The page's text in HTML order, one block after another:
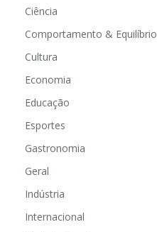
Ciência
Comportamento & Equilíbrio
Cultura
Economia
Educação
Esportes
Gastronomia
Geral
Indústria
Internacional